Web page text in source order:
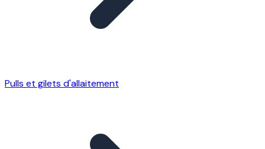
Pulls et gilets d'allaitement